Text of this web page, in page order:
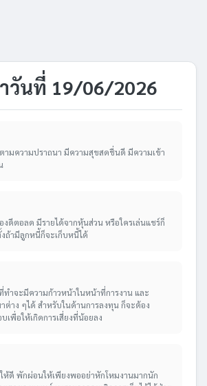
วันที่ 19/06/2026
ามความปราถนา มีความสุขสดชื่นดี มีความเข้า
งดีตอลด มีรายได้จากหุ้นส่วน หรือใครเล่นแชร์ก็
ถ้ามีลูกหนี้ก็จะเก็บหนี้ได้
ทำจะมีความก้าวหน้าในหน้าที่การงาน และ
ต่าง ๆได้ สำหรับในด้านการลงทุน ก็จะต้อง
เพื่อให้เกิดการเสี่ยงที่น้อยลง
ห้ดี พักผ่อนให้เพียงพออย่าหักโหมงานมากนัก